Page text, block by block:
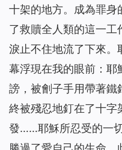
十架的地方。成為罪身
了救贖全人類的這一工
淚止不住地流了下來。
幕浮現在我的眼前：耶
謗，被劊子手用帶著鐵
終被殘忍地釘在了十字
發……耶穌所忍受的一